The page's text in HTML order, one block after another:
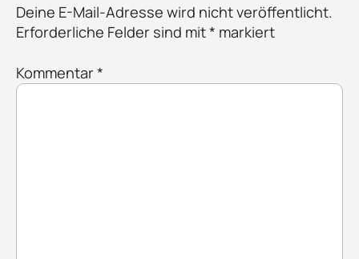
Deine E-Mail-Adresse wird nicht veröffentlicht.
Erforderliche Felder sind mit* markiert
Kommentar *